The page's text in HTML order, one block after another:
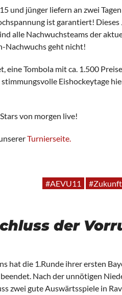
und jünger liefern an zwei Tagen
ist garantiert! Dieses
alle Nachwuchsteams der
Nachwuchs geht nicht!
eine Tombola mit ca. 1.500
stimmungsvolle Eishockeytage
von morgen live!
Turnierseite.
#AEVU11
der
hat die 1.Runde ihrer ersten
Nach der unnötigen
zwei gute Auswärtsspiele in